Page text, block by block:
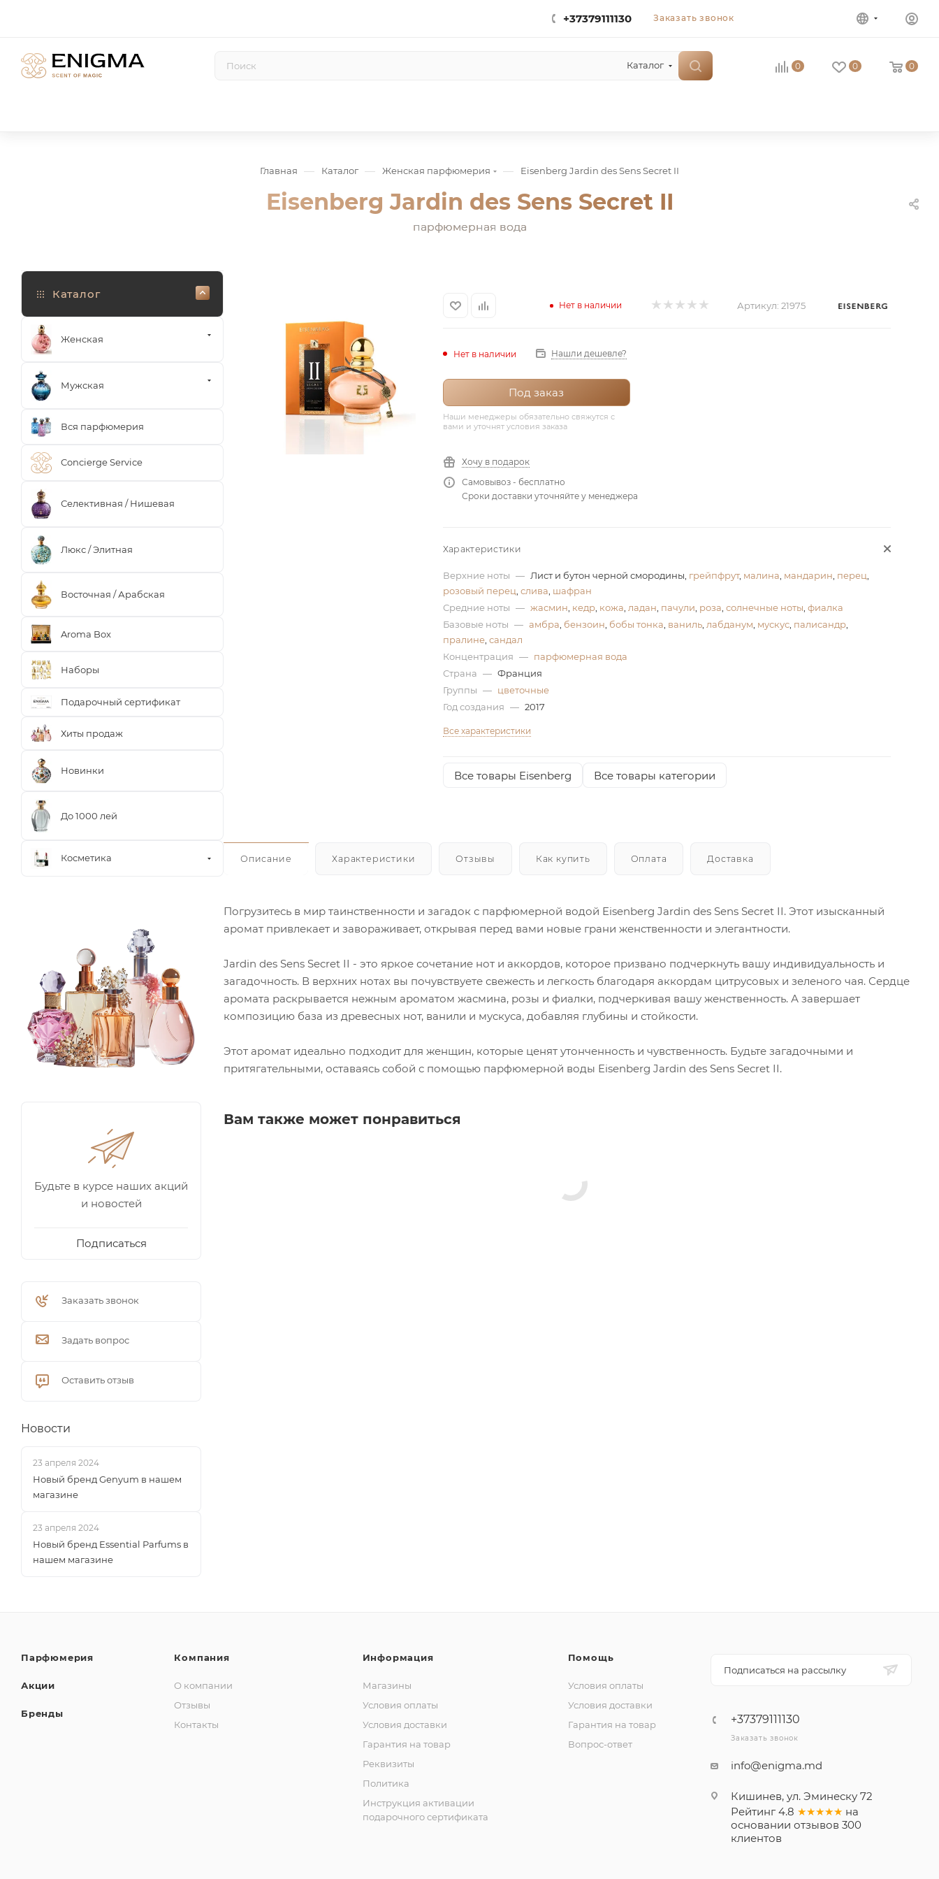
+37379111130 Заказать звонок
Каталог 0 0 0
Главная — Каталог — Женская парфюмерия — Eisenberg Jardin des Sens Secret II
Eisenberg Jardin des Sens Secret II
парфюмерная вода
Нет в наличии Артикул: 21975
Нет в наличии Нашли дешевле?
Под заказ
Наши менеджеры обязательно свяжутся с
вами и уточнят условия заказа
Хочу в подарок
Самовывоз - бесплатно
Сроки доставки уточняйте у менеджера
Характеристики
Верхние ноты — Лист и бутон черной смородины, грейпфрут, малина мандарин перец
розовый перец слива шафран
Средние ноты — жасмин кедр, кожа ладан пачули роза солнечные ноты фиалка
Базовые ноты — амбра бензоин бобы тонка ваниль, лабданум мускус, палисандр,
пралине, сандал
Концентрация — парфюмерная вода
Страна — Франция
Группы — цветочные
Год создания — 2017
Все характеристики
Все товары Eisenberg Все товары категории
Описание Характеристики Отзывы Как купить Оплата Доставка
Погрузитесь в мир таинственности и загадок с парфюмерной водой Eisenberg Jardin des Sens Secret II. Этот изысканный
аромат привлекает и завораживает, открывая перед вами новые грани женственности и элегантности.
Jardin des Sens Secret II - это яркое сочетание нот и аккордов, которое призвано подчеркнуть вашу индивидуальность и
загадочность. В верхних нотах вы почувствуете свежесть и легкость благодаря аккордам цитрусовых и зеленого чая. Сердце
аромата раскрывается нежным ароматом жасмина, розы и фиалки, подчеркивая вашу женственность. А завершает
композицию база из древесных нот, ванили и мускуса, добавляя глубины и стойкости.
Этот аромат идеально подходит для женщин, которые ценят утонченность и чувственность. Будьте загадочными и
притягательными, оставаясь собой с помощью парфюмерной воды Eisenberg Jardin des Sens Secret II.
Вам также может понравиться
Каталог
Женская
Мужская
Вся парфюмерия
Concierge Service
Селективная / Нишевая
Люкс / Элитная
Восточная / Арабская
Aroma Box
Наборы
Подарочный сертификат
Хиты продаж
Новинки
До 1000 лей
Косметика
Будьте в курсе наших акций
и новостей
Подписаться
Заказать звонок
Задать вопрос
Оставить отзыв
Новости
23 апреля 2024
Новый бренд Genyum в нашем
магазине
23 апреля 2024
Новый бренд Essential Parfums в
нашем магазине
Парфюмерия
Акции
Бренды
Компания
О компании
Отзывы
Контакты
Информация
Магазины
Условия оплаты
Условия доставки
Гарантия на товар
Реквизиты
Политика
Инструкция активации
подарочного сертификата
Помощь
Условия оплаты
Условия доставки
Гарантия на товар
Вопрос-ответ
Подписаться на рассылку
+37379111130
Заказать звонок
info@enigma.md
Кишинев, ул. Эминеску 72
Рейтинг 4.8 ★★★★★ на
основании отзывов 300
клиентов